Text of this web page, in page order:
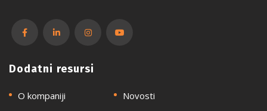
Dodatni resursi
O kompaniji
Novosti